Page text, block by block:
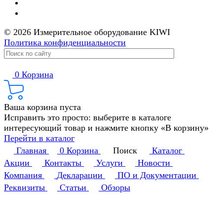
© 2026 Измерительное оборудование KIWI
Политика конфиденциальности
0 Корзина
Ваша корзина пуста
Исправить это просто: выберите в каталоге
интересующий товар и нажмите кнопку «В корзину»
Перейти в каталог
Главная
0 Корзина Поиск
Каталог
Акции
Контакты Услуги
Новости
Компания
Декларации
ПО и Документации
Реквизиты
Статьи Обзоры